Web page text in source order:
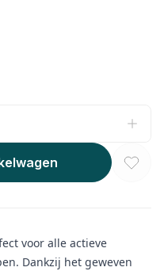
voor alle actieve
Dankzij het geweven